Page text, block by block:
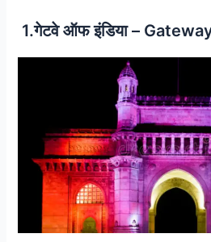
1.गेटवे ऑफ इंडिया –